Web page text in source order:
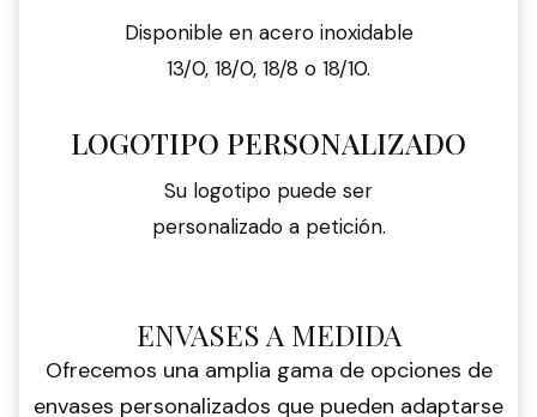
Disponible en acero inoxidable
13/0, 18/0, 18/8 o 18/10.
LOGOTIPO PERSONALIZADO
Su logotipo puede ser
personalizado a petición.
ENVASES A MEDIDA
Ofrecemos una amplia gama de opciones de
envases personalizados que pueden adaptarse